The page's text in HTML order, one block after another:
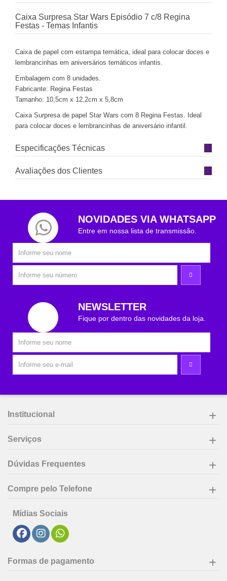
Caixa Surpresa Star Wars Episódio 7 c/8 Regina
Festas - Temas Infantis
Caixa de papel com estampa temática, ideal para colocar doces e
lembrancinhas em aniversários temáticos infantis.
Embalagem com 8 unidades.
Fabricante: Regina Festas
Tamanho: 10,5cm x 12,2cm x 5,8cm
Caixa Surpresa de papel Star Wars com 8 Regina Festas. Ideal
para colocar doces e lembrancinhas de aniversário infantil.
Especificações Técnicas
Avaliações dos Clientes
NOVIDADES VIA WHATSAPP
Entre em nossa lista de transmissão.
NEWSLETTER
Fique por dentro das novidades da loja.
Institucional
Serviços
Dúvidas Frequentes
Compre pelo Telefone
Mídias Sociais
Formas de pagamento